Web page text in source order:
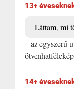
13+
Láttam, mi
– az egyszerű
14+